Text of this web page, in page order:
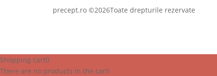
precept.ro ©2026Toate drepturile rezervate
Shopping cart0
There are no products in the cart!